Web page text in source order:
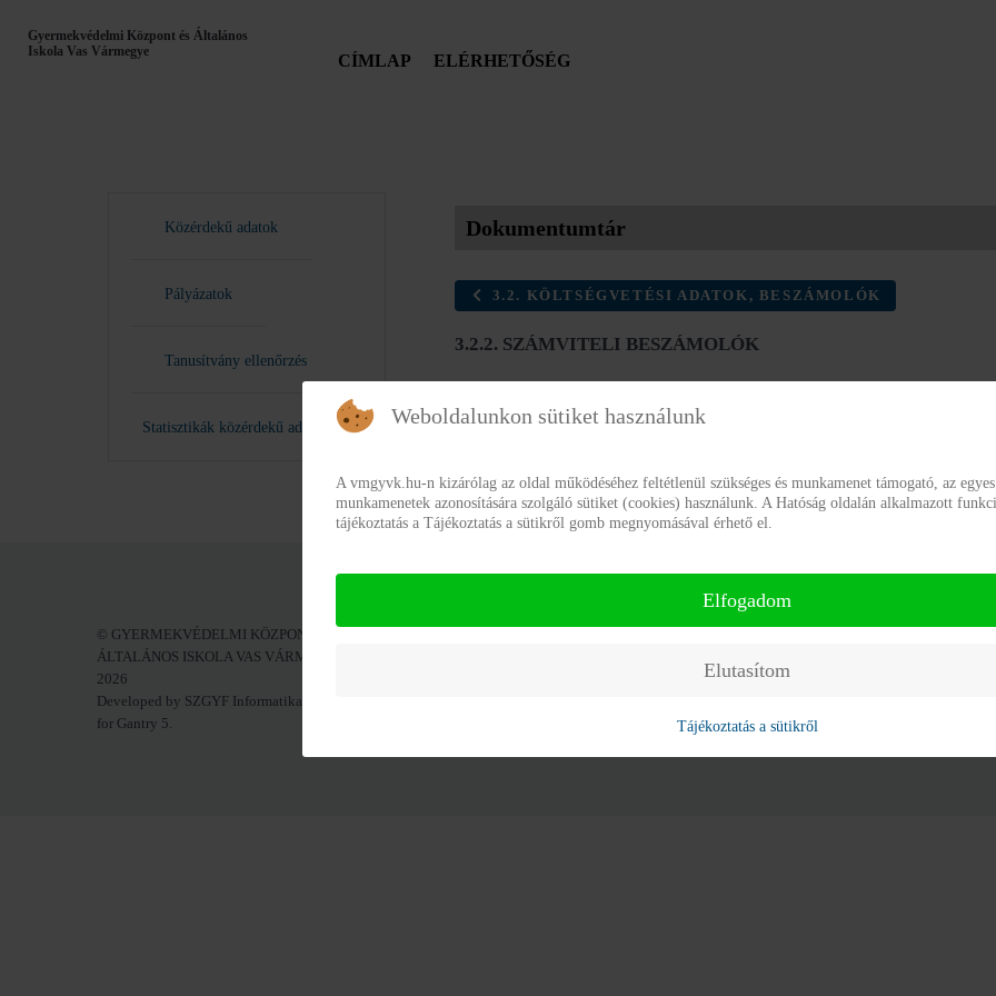
Gyermekvédelmi Központ és Általános
Iskola Vas Vármegye
CÍMLAP ELÉRHETŐSÉG
Közérdekű adatok
Pályázatok
Tanusítvány ellenőrzés
Statisztikák közérdekű adatokról
Dokumentumtár
3.2. KÖLTSÉGVETÉSI ADATOK, BESZÁMOLÓK
3.2.2. SZÁMVITELI BESZÁMOLÓK
© GYERMEKVÉDELMI KÖZPONT ÉS
ÁLTALÁNOS ISKOLA VAS VÁRMEGYE 2016 -
2026
Developed by SZGYF Informatikai Főosztály
for Gantry 5.
Weboldalunkon sütiket használunk
A vmgyvk.hu-n kizárólag az oldal működéséhez feltétlenül szükséges és munkamenet támogató, az
munkamenetek azonosítására szolgáló sütiket (cookies) használunk. A Hatóság oldalán alkalmazott
tájékoztatás a Tájékoztatás a sütikről gomb megnyomásával érhető el.
Elfogadom
Elutasítom
Tájékoztatás a sütikről